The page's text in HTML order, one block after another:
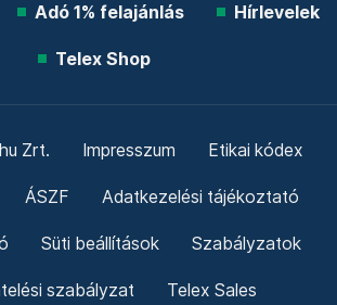
Adó 1% felajánlás Hírlevelek
Telex Shop
Zrt. Impresszum Etikai kódex
ÁSZF Adatkezelési tájékoztató
Süti beállítások Szabályzatok
szabályzat Telex Sales